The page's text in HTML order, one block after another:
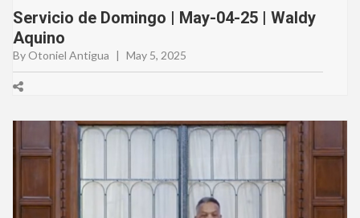
Servicio de Domingo | May-04-25 | Waldy
Aquino
By Otoniel Antigua | May 5, 2025